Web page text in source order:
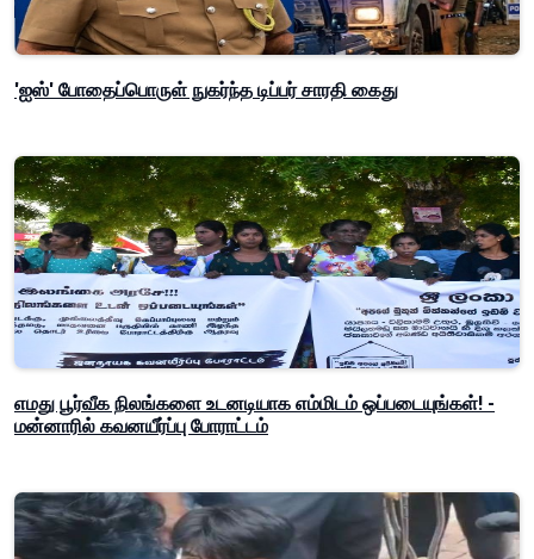
'ஐஸ்' போதைப்பொருள் நுகர்ந்த டிப்பர் சாரதி கைது
எமது பூர்வீக நிலங்களை உடனடியாக எம்மிடம் ஒப்படையுங்கள்! -
மன்னாரில் கவனயீர்ப்பு போராட்டம்